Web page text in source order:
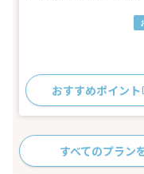
おすすめポイント
すべてのプラン